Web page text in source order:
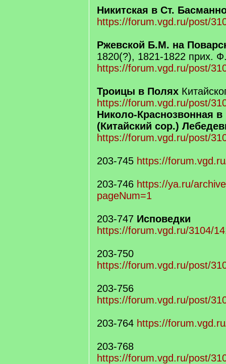
Никитская в Ст.
https://forum.vgd.ru/post/
Ржевской Б.М. на
1820(?), 1821-1822 прих.
https://forum.vgd.ru/post/
Троицы в Полях
https://forum.vgd.ru/post/
Николо-Краснозвонная в
(Китайский сор.)
https://forum.vgd.ru/post/
203-745 https://
203-746 https://ya.ru/
pageNum=1
203-747 Исповедки
https://forum.vgd.ru/3104/
203-750
https://forum.vgd.ru/post/
203-756
https://forum.vgd.ru/post/
203-764 https://
203-768
https://forum.vgd.ru/post/